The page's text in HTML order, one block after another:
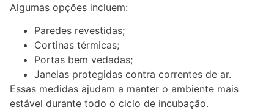
Algumas opções incluem:
Paredes revestidas;
Cortinas térmicas;
Portas bem vedadas;
Janelas protegidas contra correntes de ar.
Essas medidas ajudam a manter o ambiente mais
estável durante todo o ciclo de incubação.